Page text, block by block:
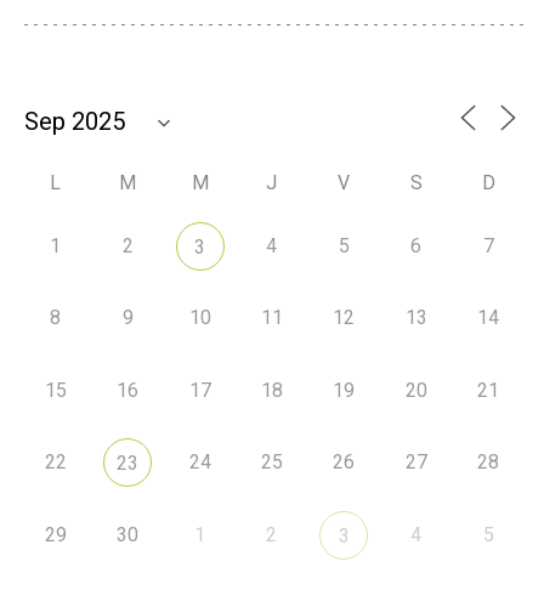
L M M J V S D
1 2 3 4 5 6 7
8 9 10 11 12 13 14
15 16 17 18 19 20 21
22 23 24 25 26 27 28
29 30 1 2 3 4 5